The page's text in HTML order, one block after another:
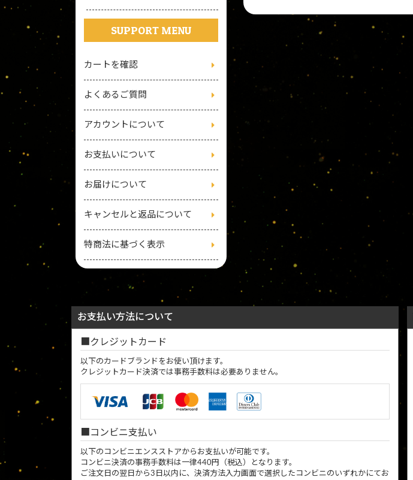
SUPPORT MENU
カートを確認
よくあるご質問
アカウントについて
お支払いについて
お届けについて
キャンセルと返品について
特商法に基づく表示
お支払い方法について
クレジットカード
以下のカードブランドをお使い頂けます。
クレジットカード決済では事務手数料は必要ありません。
コンビニ支払い
以下のコンビニエンスストアからお支払いが可能です。
コンビニ決済の事務手数料は一律440円（税込）となります。
ご注文日の翌日から3日以内に、決済方法入力画面で選択したコンビニのいずれかにてお